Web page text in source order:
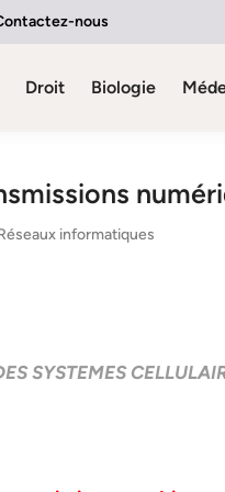
nous
Droit Biologie
informatiques
SYSTEMES